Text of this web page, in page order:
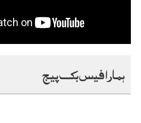
ہمارا فیس بک پیج